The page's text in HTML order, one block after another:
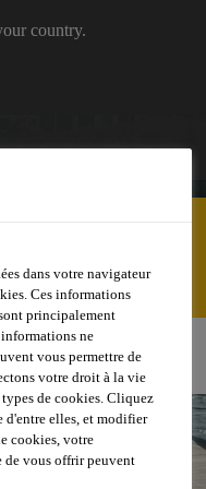
country.
dans votre navigateur
Ces informations
principalement
ne
vous permettre de
votre droit à la vie
de cookies. Cliquez
d'entre elles, et modifier
cookies, votre
de vous offrir peuvent